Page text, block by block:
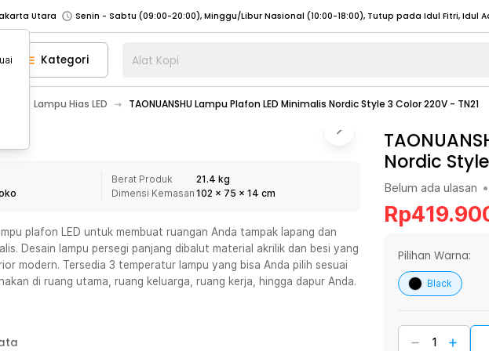
Utara
Go Jakarta Barat
Senin - Jumat (07:00 - 20:00), Sabtu - Minggu (08:00 - 20:00), Tutup pada Idul Fitri
Bekasi
Senin - Jumat (08:00 - 20:00), Sabtu - Minggu/ Libur Nasional (08:00 - 17:00) Selengkapnya
Senin - Jumat (08:00 - 20:00), Sabtu - Minggu/ Libur Nasional (08:00 - 17:00) Selengkapnya
Senin - Sabtu (09:00-20:00), Minggu/Libur Nasional (12:00-20:00), Tutup pada Idul Fitri
Senin - Sabtu (09:00-20:00), Minggu/Libur Nasional (12:00-20:00), Tutup pada Idul Fitri
Jakarta Barat
Senin - Jumat (07:00 - 20:00), Sabtu - Minggu (08:00 - 20:00), Tutup pada Idul Fitri
Selengkapnya
Kategori Alat Kopi
Lampu Hias LED TAONUANSHU Lampu Plafon LED Minimalis Nordic Style 3 Color 220V - TN21
Berat Produk
21.4 kg
Dimensi Kemasan 102 x 75 x 14 cm
plafon LED untuk membuat ruangan Anda tampak lapang dan
Desain lampu persegi panjang dibalut material akrilik dan besi yang
modern. Tersedia 3 temperatur lampu yang bisa Anda pilih sesuai
di ruang utama, ruang keluarga, ruang kerja, hingga dapur Anda.
Nordic
Belum ada ulasan •
Rp
Pilihan Warna:
Black